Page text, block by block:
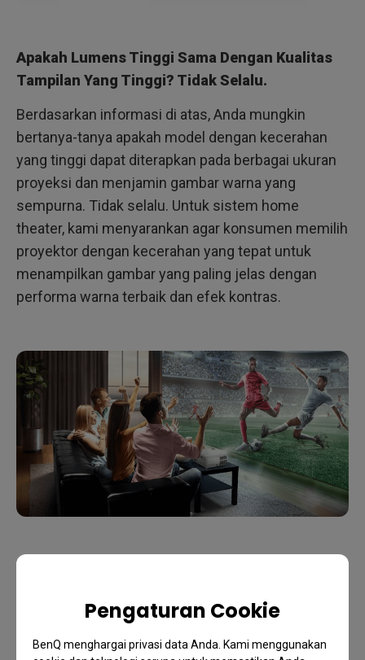
Pengaturan Cookie
BenQ menghargai privasi data Anda. Kami menggunakan
Apakah Lumens Tinggi Sama Dengan Kualitas
Tampilan Yang Tinggi? Tidak Selalu.
Berdasarkan informasi di atas, Anda mungkin
bertanya-tanya apakah model dengan kecerahan
yang tinggi dapat diterapkan pada berbagai ukuran
proyeksi dan menjamin gambar warna yang
sempurna. Tidak selalu. Untuk sistem home
theater, kami menyarankan agar konsumen memilih
proyektor dengan kecerahan yang tepat untuk
menampilkan gambar yang paling jelas dengan
performa warna terbaik dan efek kontras.